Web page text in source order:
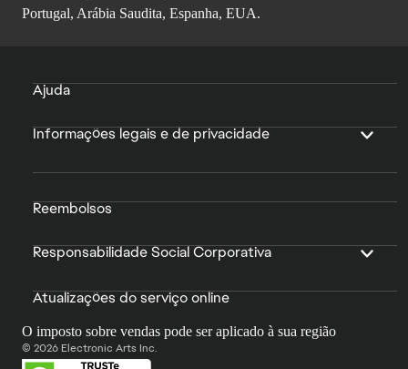
Portugal, Arábia Saudita, Espanha, EUA.
Ajuda
Informações legais e de privacidade
Reembolsos
Responsabilidade Social Corporativa
Atualizações do serviço online
O imposto sobre vendas pode ser aplicado à sua região
© 2026 Electronic Arts Inc.